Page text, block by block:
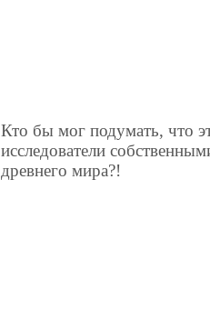
Кто бы мог подумать, что
исследователи
древнего мира?!